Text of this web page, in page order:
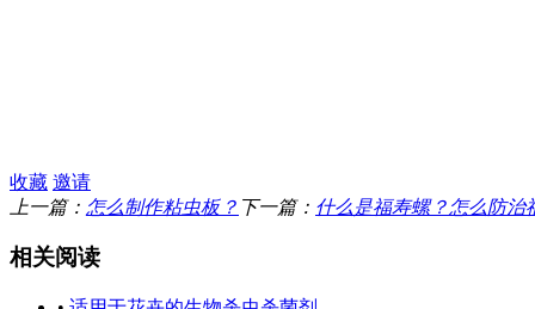
收藏 邀请
上一篇： 怎么制作粘虫板？ 下一篇： 什么是福寿螺？怎么防治
相关阅读